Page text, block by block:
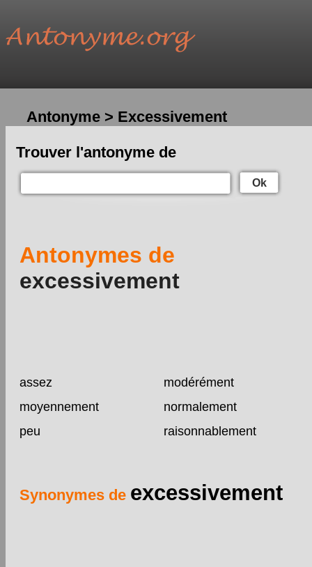
Antonyme > Excessivement
Trouver l'antonyme de
Ok
Antonymes de
excessivement
assez
modérément
moyennement
normalement
peu
raisonnablement
Synonymes de excessivement